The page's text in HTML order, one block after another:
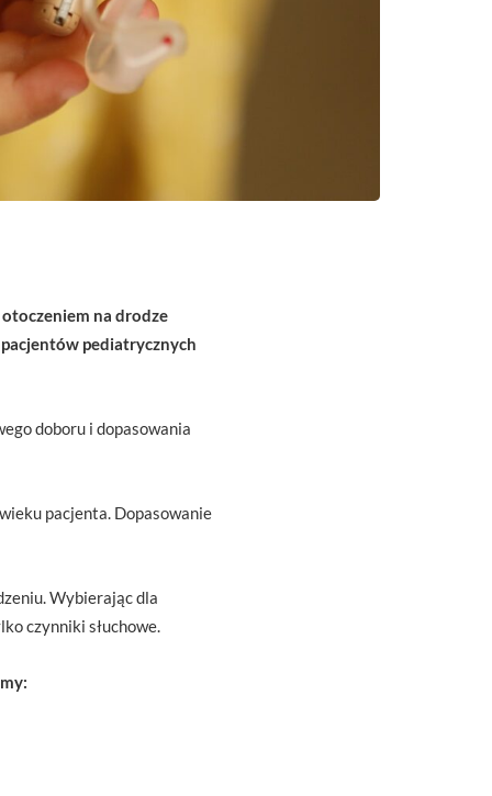
na drodze
pediatrycznych
doboru i dopasowania
pacjenta. Dopasowanie
Wybierając dla
czynniki słuchowe.